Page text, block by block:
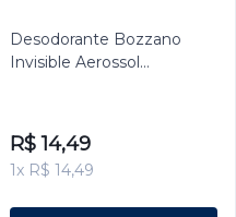
Desodorante Bozzano
Invisible Aerossol
R$ 14,49
1x R$ 14,49